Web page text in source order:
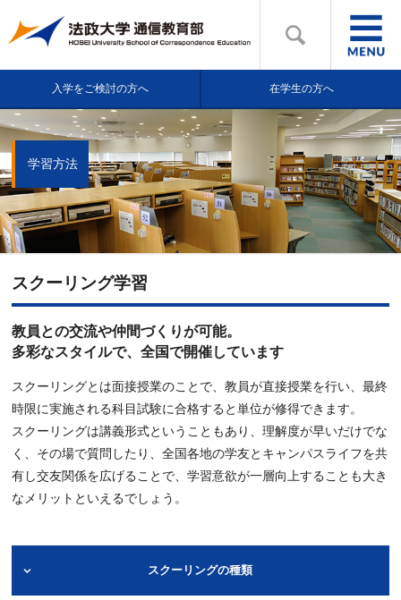
入学をご検討の方へ 在学生の方へ
学習方法
スクーリング学習
教員との交流や仲間づくりが可能。
多彩なスタイルで、全国で開催しています
スクーリングとは面接授業のことで、教員が直接授業を行い、最終
時限に実施される科目試験に合格すると単位が修得できます。
スクーリングは講義形式ということもあり、理解度が早いだけでな
く、その場で質問したり、全国各地の学友とキャンパスライフを共
有し交友関係を広げることで、学習意欲が一層向上することも大き
なメリットといえるでしょう。
スクーリングの種類